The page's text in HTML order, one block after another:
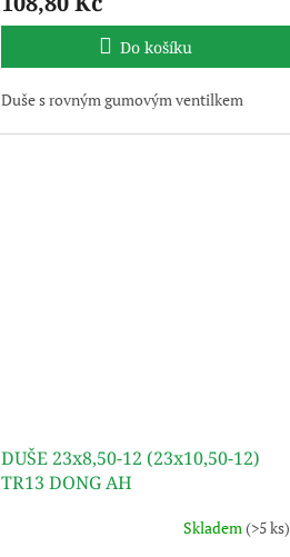
Do košíku
Duše s rovným gumovým ventilkem
DUŠE 23x8,50-12 (23x10,50-12)
TR13 DONG AH
Skladem(>5 ks)